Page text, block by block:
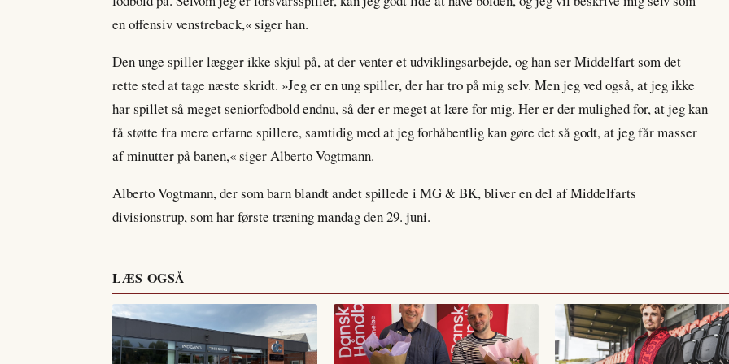
en offensiv venstreback,« siger han.
Den unge spiller lægger ikke skjul på, at der venter et udviklingsarbejde, og han ser Middelfart som det
rette sted at tage næste skridt. »Jeg er en ung spiller, der har tro på mig selv. Men jeg ved også, at jeg ikke
har spillet så meget seniorfodbold endnu, så der er meget at lære for mig. Her er der mulighed for, at jeg kan
få støtte fra mere erfarne spillere, samtidig med at jeg forhåbentlig kan gøre det så godt, at jeg får masser
af minutter på banen,« siger Alberto Vogtmann.
Alberto Vogtmann, der som barn blandt andet spillede i MG & BK, bliver en del af Middelfarts
divisionstrup, som har første træning mandag den 29. juni.
LÆS OGSÅ